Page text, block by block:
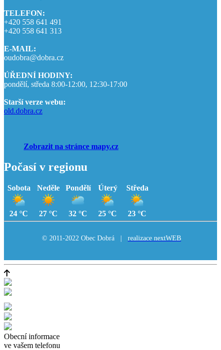
TELEFON:
+420 558 641 491
+420 558 641 313
E-MAIL:
oudobra@dobra.cz
ÚŘEDNÍ HODINY:
pondělí, středa 8:00-12:00, 12:30-17:00
Starší verze webu:
old.dobra.cz
Zobrazit na stránce mapy.cz
Počasí v regionu
Sobota
24 °C
Neděle
27 °C
Pondělí
32 °C
Úterý
25 °C
Středa
23 °C
© 2011-2022 Obec Dobrá | realizace nextWEB
Obecní informace
ve vašem telefonu